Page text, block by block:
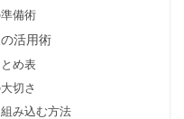
備術
活用術
め表
切さ
み込む方法